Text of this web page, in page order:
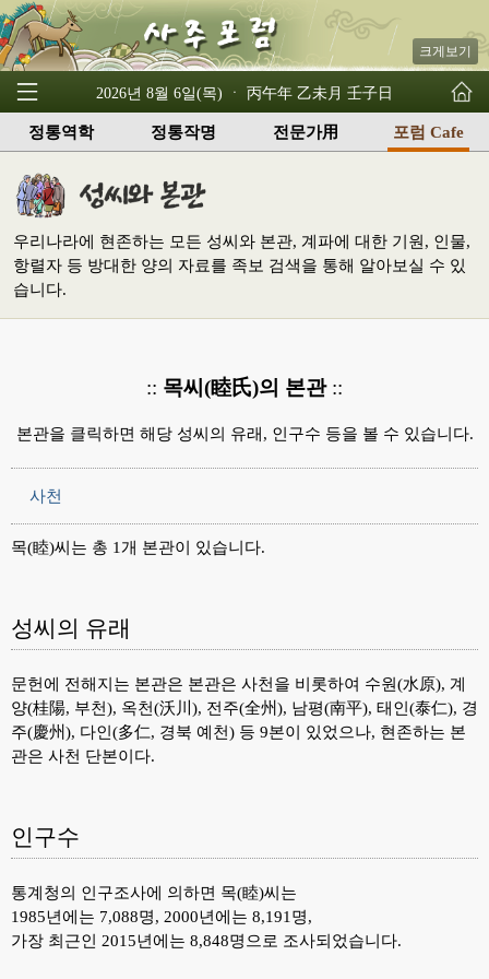
크게보기
2026년 8월 6일(목) ㆍ 丙午年 乙未月 壬子日
정통역학 정통작명 전문가用 포럼 Cafe
우리나라에 현존하는 모든 성씨와 본관, 계파에 대한 기원, 인물,
항렬자 등 방대한 양의 자료를 족보 검색을 통해 알아보실 수 있
습니다.
:: 목씨(睦氏)의 본관::
본관을 클릭하면 해당 성씨의 유래, 인구수 등을 볼 수 있습니다.
사천
목(睦)씨는 총 1개 본관이 있습니다.
성씨의 유래
문헌에 전해지는 본관은 본관은 사천을 비롯하여 수원(水原), 계
양(桂陽, 부천), 옥천(沃川), 전주(全州), 남평(南平), 태인(泰仁), 경
주(慶州), 다인(多仁, 경북 예천) 등 9본이 있었으나, 현존하는 본
관은 사천 단본이다.
인구수
통계청의 인구조사에 의하면 목(睦)씨는
1985년에는 7,088명, 2000년에는 8,191명,
가장 최근인 2015년에는 8,848명으로 조사되었습니다.